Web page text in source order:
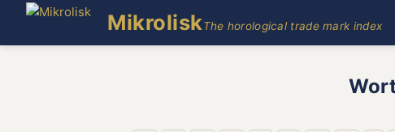
MikroliskThe horological trade mark index